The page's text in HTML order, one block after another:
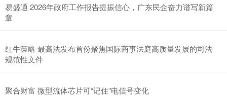
易盛通 2026年政府工作报告提振信心，广东民企奋力谱写新篇
章
红牛策略 最高法发布首份聚焦国际商事法庭高质量发展的司法
规范性文件
聚合财富 微型流体芯片可“记住”电信号变化